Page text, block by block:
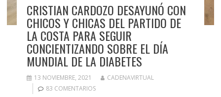
CRISTIAN CARDOZO DESAYUNÓ CON
CHICOS Y CHICAS DEL PARTIDO DE
LA COSTA PARA SEGUIR
CONCIENTIZANDO SOBRE EL DÍA
MUNDIAL DE LA DIABETES
13 NOVIEMBRE, 2021
CADENAVIRTUAL
83 COMENTARIOS